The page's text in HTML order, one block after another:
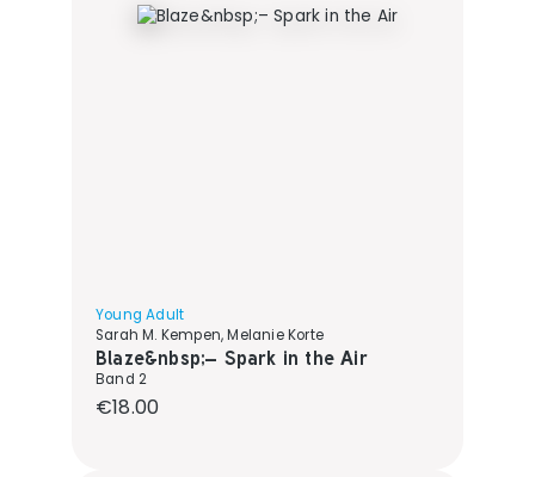
Young Adult
Sarah M. Kempen, Melanie Korte
Blaze&nbsp;– Spark in the Air
Band 2
Regular price:
€18.00